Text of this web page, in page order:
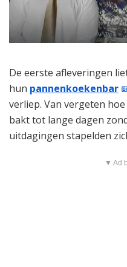
De eerste afleveringen
hun pannenkoekenbar
verliep. Van vergeten
bakt tot lange dagen
uitdagingen stapelden
▼ Ad